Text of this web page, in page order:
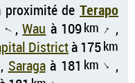
proximité de Terapo
↑ ,Wau à 109km ↑ ,
Districtà 175km
, Saragaà 181 km ↑ ,